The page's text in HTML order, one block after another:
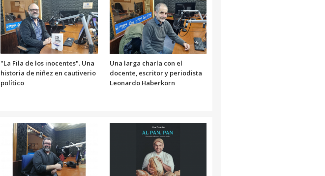
aumentar
o
disminuir
el
volumen.
"La Fila de los inocentes". Una
historia de niñez en cautiverio
político
Una larga charla con el
docente, escritor y periodista
Leonardo Haberkorn